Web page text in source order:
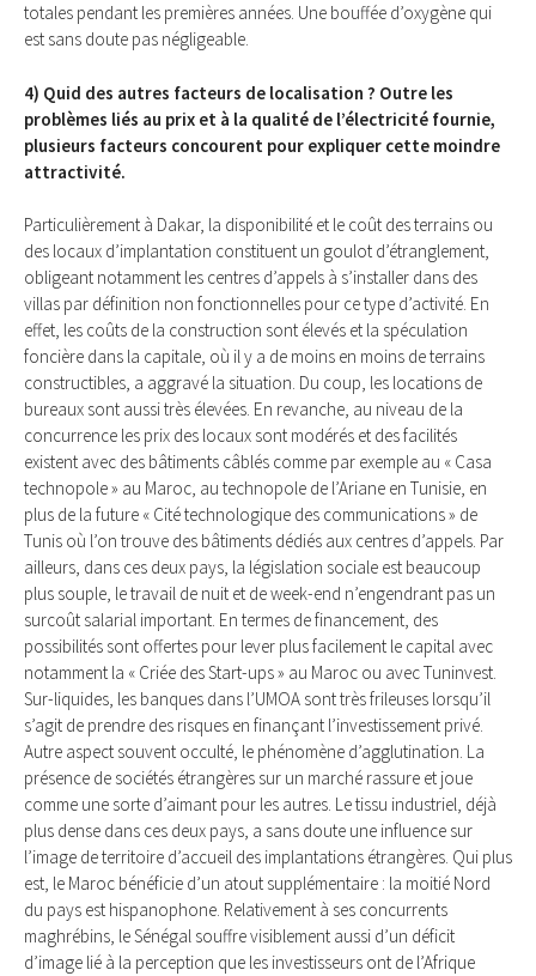
totales pendant les premières années. Une bouffée d’oxygène qui
est sans doute pas négligeable.
4) Quid des autres facteurs de localisation ? Outre les
problèmes liés au prix et à la qualité de l’électricité fournie,
plusieurs facteurs concourent pour expliquer cette moindre
attractivité.
Particulièrement à Dakar, la disponibilité et le coût des terrains ou
des locaux d’implantation constituent un goulot d’étranglement,
obligeant notamment les centres d’appels à s’installer dans des
villas par définition non fonctionnelles pour ce type d’activité. En
effet, les coûts de la construction sont élevés et la spéculation
foncière dans la capitale, où il y a de moins en moins de terrains
constructibles, a aggravé la situation. Du coup, les locations de
bureaux sont aussi très élevées. En revanche, au niveau de la
concurrence les prix des locaux sont modérés et des facilités
existent avec des bâtiments câblés comme par exemple au « Casa
technopole » au Maroc, au technopole de l’Ariane en Tunisie, en
plus de la future « Cité technologique des communications » de
Tunis où l’on trouve des bâtiments dédiés aux centres d’appels. Par
ailleurs, dans ces deux pays, la législation sociale est beaucoup
plus souple, le travail de nuit et de week-end n’engendrant pas un
surcoût salarial important. En termes de financement, des
possibilités sont offertes pour lever plus facilement le capital avec
notamment la « Criée des Start-ups » au Maroc ou avec Tuninvest.
Sur-liquides, les banques dans l’UMOA sont très frileuses lorsqu’il
s’agit de prendre des risques en finançant l’investissement privé.
Autre aspect souvent occulté, le phénomène d’agglutination. La
présence de sociétés étrangères sur un marché rassure et joue
comme une sorte d’aimant pour les autres. Le tissu industriel, déjà
plus dense dans ces deux pays, a sans doute une influence sur
l’image de territoire d’accueil des implantations étrangères. Qui plus
est, le Maroc bénéficie d’un atout supplémentaire : la moitié Nord
du pays est hispanophone. Relativement à ses concurrents
maghrébins, le Sénégal souffre visiblement aussi d’un déficit
d’image lié à la perception que les investisseurs ont de l’Afrique